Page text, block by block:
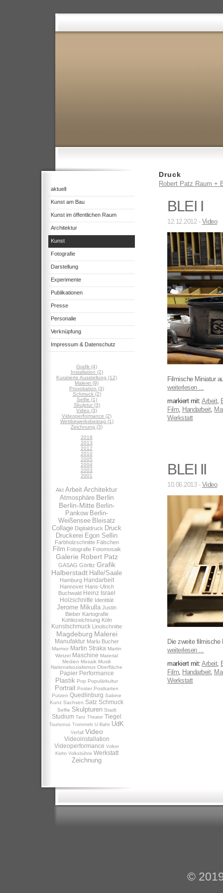
aktuell
Kunst am Bau
Kunst im öffentlichen Raum
Architektur
Kunst
Fotografie
Darstellung
Experimente
Publikationen
Presse
Personalie
Verknüpfung
Impressum & Datenschutz
Grafik (4)
Installation (2)
Kuratierte Ausstellung (12)
Malerei (9)
Provokation (3)
Schmuck (2)
Selfie (1)
Skulptur (3)
Video (3)
Videoperformance (2)
Wettbewerbsbeitrag (1)
Zeichnung (3)
2018
2013
2012
2010
2005
2004
2003
2001
Akt Arbeit Architektur
Atmosphäre Berlin
Berlin-Mitte Berlin-
Pankow Berlin-
Weißensee Bleisatz
Collage Digitaldruck Druck
Druckerei Egon Sellin
Farbholzschnitte Fälschen
Film Fotografie Fotomosaik
Galerie Robert Patz
GASAG Görlitz Grafik
Halberstadt Halle/Saale
Hamburg Handarbeit
Hannover Hans-Ulrich
Buchwald Heinz Israel
Holzschnitte Identität
Jerome Mikulla Justin
Bieber Kartografie
Kohlezeichnung Köln
Kunstschmuck Linolschnitte
Magdeburg Malerei
Manufaktur Marlu Bucher
Marmor Martin Straka Martin
Wetzel Maschine Material
Medien Mosaik Musik
Nationalsozialismus Oberfläche
Papier Performance
Plastik Pop Populärkultur
Portrait Poster Postkarten
Putzen Quedlinburg Sabine
Kunz Sachsen Satz Schmuck
Selfie Skulpturen Stadt
Studium Tanz Theater Tiegel
Tourismus Trommeln U-Bahn UdK
Verfall Video
Videoinstallation
Videoperformance Volker
Kiehn Volksbühne Werkstatt
Zeichnung
Druck
Robert Patz Raum +
BLEI I
12.12.2012 - Video
Filmische Miniatur
weiterlesen ...
markiert mit: Arbeit,
Film, Handarbeit,
Werkstatt
BLEI II
10.06.2013 - Video
Die zweite filmische
weiterlesen ...
markiert mit: Arbeit,
Film, Handarbeit,
Werkstatt
©